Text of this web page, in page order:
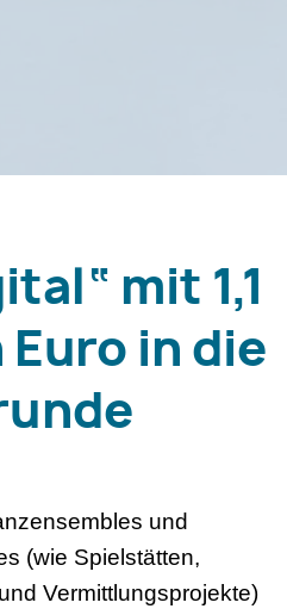
mit 1,1
Euro in die
und
(wie Spielstätten,
Vermittlungsprojekte)